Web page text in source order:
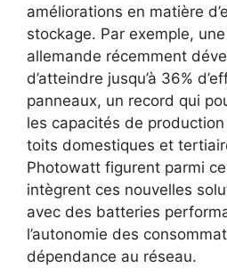
améliorations en matière
stockage. Par exemple,
allemande récemment
d’atteindre jusqu’à 36%
panneaux, un record qui
les capacités de
toits domestiques et
Photowatt figurent parmi
intègrent ces nouvelles
avec des batteries
l’autonomie des
dépendance au réseau.